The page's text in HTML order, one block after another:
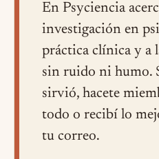
En Psyciencia
investigación en
práctica clínica y a
sin ruido ni humo.
sirvió, hacete
todo o recibí lo
tu correo.